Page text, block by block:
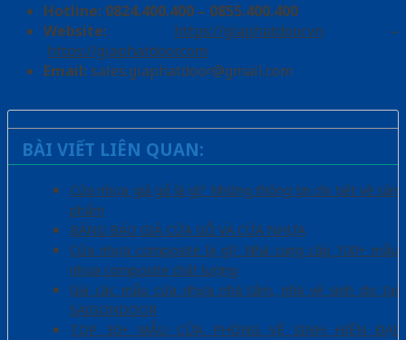
Hotline: 0824.400.400 – 0855.400.400
Website:
https://giaphatdoor.vn –
https://giaphatdoor.com
Email: sales.giaphatdoor@gmail.com
BÀI VIẾT LIÊN QUAN:
Cửa nhựa giả gỗ là gì? Những thông tin chi tiết về sản
phẩm
BẢNG BÁO GIÁ CỬA GỖ VÀ CỬA NHỰA
Cửa nhựa composite là gì? Nhà cung cấp 100+ mẫu
nhựa composite chất lượng
Giá các mẫu cửa nhựa nhà tắm, nhà vệ sinh do tại
SAIGONDOOR
TOP 30+ MẪU CỬA PHÒNG VỆ SINH HIỆN ĐẠI